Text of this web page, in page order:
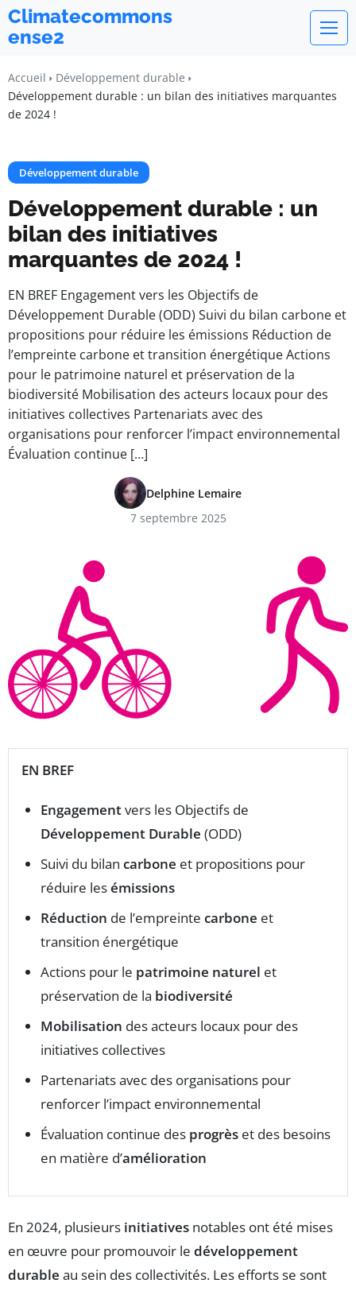
Climatecommons
ense2
Accueil
Développement durable
Développement durable : un bilan des initiatives marquantes
de 2024 !
Développement durable
Développement durable : un
bilan des initiatives
marquantes de 2024 !
EN BREF Engagement vers les Objectifs de
Développement Durable (ODD) Suivi du bilan carbone et
propositions pour réduire les émissions Réduction de
l’empreinte carbone et transition énergétique Actions
pour le patrimoine naturel et préservation de la
biodiversité Mobilisation des acteurs locaux pour des
initiatives collectives Partenariats avec des
organisations pour renforcer l’impact environnemental
Évaluation continue […]
Delphine Lemaire
7 septembre 2025
EN BREF
Engagementvers les Objectifs de
Développement Durable (ODD)
Suivi du bilan carbone et propositions pour
réduire lesémissions
Réduction de l’empreinte carbone et
transition énergétique
Actions pour le patrimoine naturel et
préservation de la biodiversité
Mobilisation des acteurs locaux pour des
initiatives collectives
Partenariats avec des organisations pour
renforcer l’impact environnemental
Évaluation continue des progrès et des besoins
en matière d’amélioration
En 2024, plusieurs initiatives notables ont été mises
en œuvre pour promouvoir le développement
durable au sein des collectivités. Les efforts se sont